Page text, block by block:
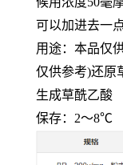
可以加进去一
用途：本品仅
仅供参考)还原
生成草酰乙酸
保存： 2～8℃